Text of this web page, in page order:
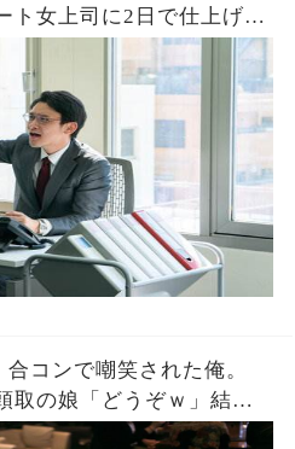
ト女上司に2日で仕上げた
なぜ平社員なの？」→そ
業部長の顔が真っ青に…
コンで嘲笑された俺。
取の娘「どうぞｗ」結果